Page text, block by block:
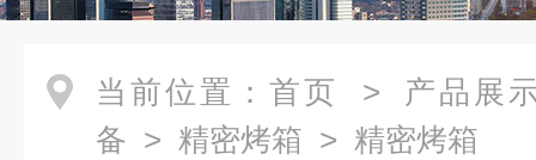
当前位置： 首页 > 产品展
备 > 精密烤箱 > 精密烤箱